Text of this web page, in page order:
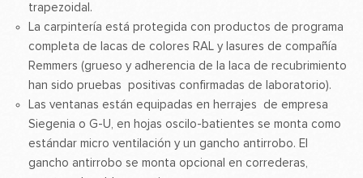
trapezoidal.
La carpintería está protegida con productos de programa
completa de lacas de colores RAL y lasures de compañía
Remmers (grueso y adherencia de la laca de recubrimiento
han sido pruebas positivas confirmadas de laboratorio).
Las ventanas están equipadas en herrajes de empresa
Siegenia o G-U, en hojas oscilo-batientes se monta como
estándar micro ventilación y un gancho antirrobo. El
gancho antirrobo se monta opcional en correderas,